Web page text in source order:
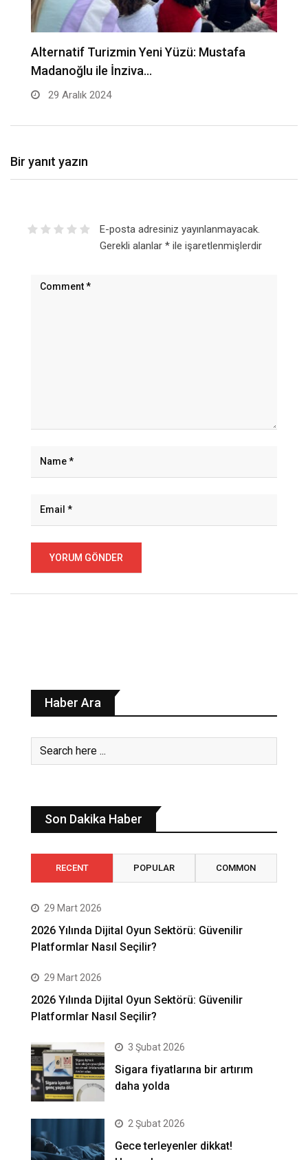
Alternatif Turizmin Yeni Yüzü: Mustafa
Madanoğlu ile İnziva…
29 Aralık 2024
Bir yanıt yazın
E-posta adresiniz yayınlanmayacak.
Gerekli alanlar *ile işaretlenmişlerdir
Haber Ara
Son Dakika Haber
RECENT POPULAR COMMON
29 Mart 2026
2026 Yılında Dijital Oyun Sektörü: Güvenilir
Platformlar Nasıl Seçilir?
29 Mart 2026
2026 Yılında Dijital Oyun Sektörü: Güvenilir
Platformlar Nasıl Seçilir?
3 Şubat 2026
Sigara fiyatlarına bir artırım
daha yolda
2 Şubat 2026
Gece terleyenler dikkat!